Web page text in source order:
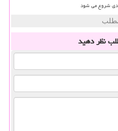
شروع می شود
مطلب
نظر دهید